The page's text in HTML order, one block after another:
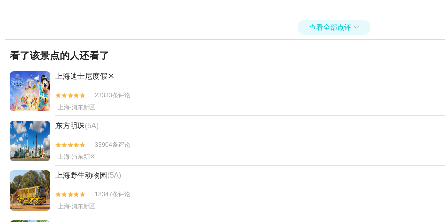
查看全部点评 
看了该景点的人还看了
上海迪士尼度假区


23333条评论
上海·浦东新区
东方明珠(5A)


33904条评论
上海·浦东新区
上海野生动物园(5A)


18347条评论
上海·浦东新区